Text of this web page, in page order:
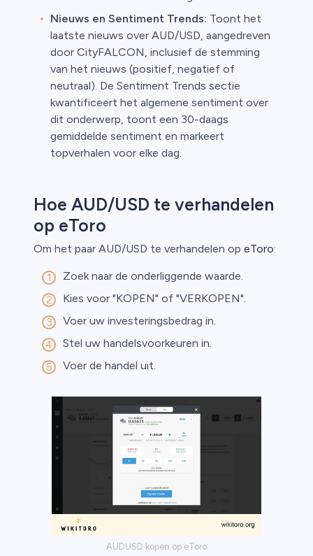
Nieuws en Sentiment Trends: Toont het
laatste nieuws over AUD/USD, aangedreven
door CityFALCON, inclusief de stemming
van het nieuws (positief, negatief of
neutraal). De Sentiment Trends sectie
kwantificeert het algemene sentiment over
dit onderwerp, toont een 30-daags
gemiddelde sentiment en markeert
topverhalen voor elke dag.
Hoe AUD/USD te verhandelen
op eToro
Om het paar AUD/USD te verhandelen op eToro:
Zoek naar de onderliggende waarde.
Kies voor "KOPEN" of "VERKOPEN".
Voer uw investeringsbedrag in.
Stel uw handelsvoorkeuren in.
Voer de handel uit.
AUDUSD kopen op eToro